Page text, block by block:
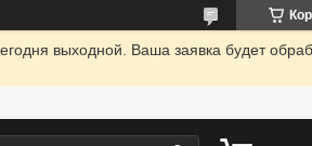
выходной. Ваша заявка будет